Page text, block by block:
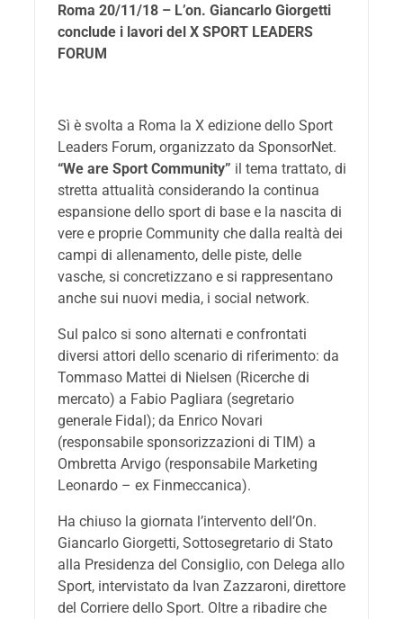
Roma 20/11/18 – L’on. Giancarlo Giorgetti
conclude i lavori del X SPORT LEADERS
FORUM
Sì è svolta a Roma la X edizione dello Sport
Leaders Forum, organizzato da SponsorNet.
“We are Sport Community” il tema trattato, di
stretta attualità considerando la continua
espansione dello sport di base e la nascita di
vere e proprie Community che dalla realtà dei
campi di allenamento, delle piste, delle
vasche, si concretizzano e si rappresentano
anche sui nuovi media, i social network.
Sul palco si sono alternati e confrontati
diversi attori dello scenario di riferimento: da
Tommaso Mattei di Nielsen (Ricerche di
mercato) a Fabio Pagliara (segretario
generale Fidal); da Enrico Novari
(responsabile sponsorizzazioni di TIM) a
Ombretta Arvigo (responsabile Marketing
Leonardo – ex Finmeccanica).
Ha chiuso la giornata l’intervento dell’On.
Giancarlo Giorgetti, Sottosegretario di Stato
alla Presidenza del Consiglio, con Delega allo
Sport, intervistato da Ivan Zazzaroni, direttore
del Corriere dello Sport. Oltre a ribadire che